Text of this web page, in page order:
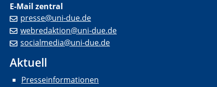
E-Mail zentral
presse@uni-due.de
webredaktion@uni-due.de
socialmedia@uni-due.de
Aktuell
Presseinformationen